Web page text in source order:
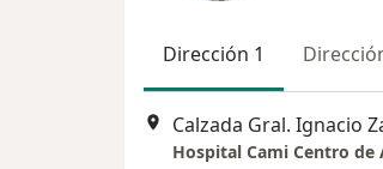
Dirección 1
Hospital Cami Centro